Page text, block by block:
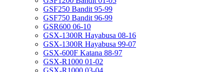
GSF250 Bandit 95-99
GSF750 Bandit 96-99
GSR600 06-10
GSX-1300R Hayabusa 08-16
GSX-1300R Hayabusa 99-07
GSX-600F Katana 88-97
GSX-R1000 01-02